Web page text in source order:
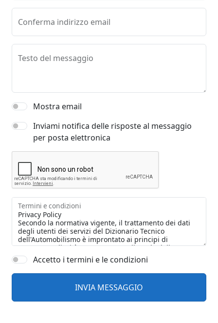
Conferma indirizzo email
Testo del messaggio
Mostra email
Inviami notifica delle risposte al messaggio
per posta elettronica
Termini e condizioni
Accetto i termini e le condizioni